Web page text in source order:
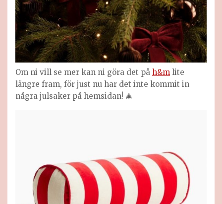
Om ni vill se mer kan ni göra det på h&m lite
längre fram, för just nu har det inte kommit in
några julsaker på hemsidan! 🎄